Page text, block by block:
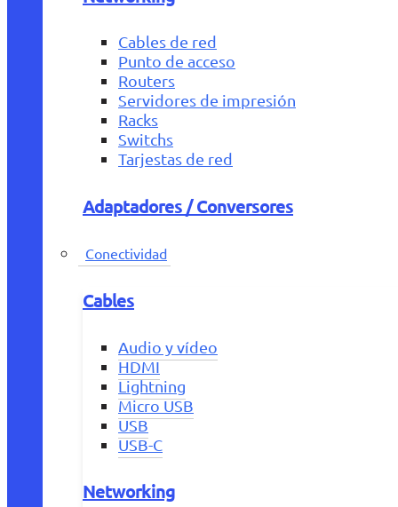
Cables de red
Punto de acceso
Routers
Servidores de impresión
Racks
Switchs
Tarjestas de red
Adaptadores / Conversores
Conectividad
Cables
Audio y vídeo
HDMI
Lightning
Micro USB
USB
USB-C
Networking